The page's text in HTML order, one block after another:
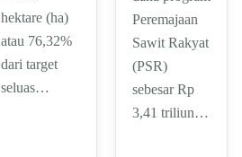
hektare (ha)
atau 76,32%
dari target
seluas…
Peremajaan
Sawit Rakyat
(PSR)
sebesar Rp
3,41 triliun…